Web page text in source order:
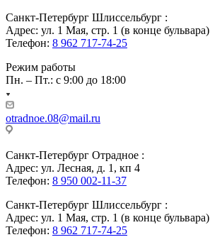
Санкт-Петербург Шлиссельбург :
Адрес: ул. 1 Мая, стр. 1 (в конце бульвара)
Телефон: 8 962 717-74-25
Режим работы
Пн. – Пт.: с 9:00 до 18:00
otradnoe.08@mail.ru
Санкт-Петербург Отрадное :
Адрес: ул. Лесная, д. 1, кп 4
Телефон: 8 950 002-11-37
Санкт-Петербург Шлиссельбург :
Адрес: ул. 1 Мая, стр. 1 (в конце бульвара)
Телефон: 8 962 717-74-25